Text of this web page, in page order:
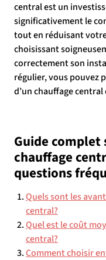
central est un
significativement le
tout en réduisant
choisissant
correctement son
régulier, vous pouvez
d’un chauffage central
Guide
chauffage
questions
Quels sont les
central?
Quel est le coût
central?
Comment choisir